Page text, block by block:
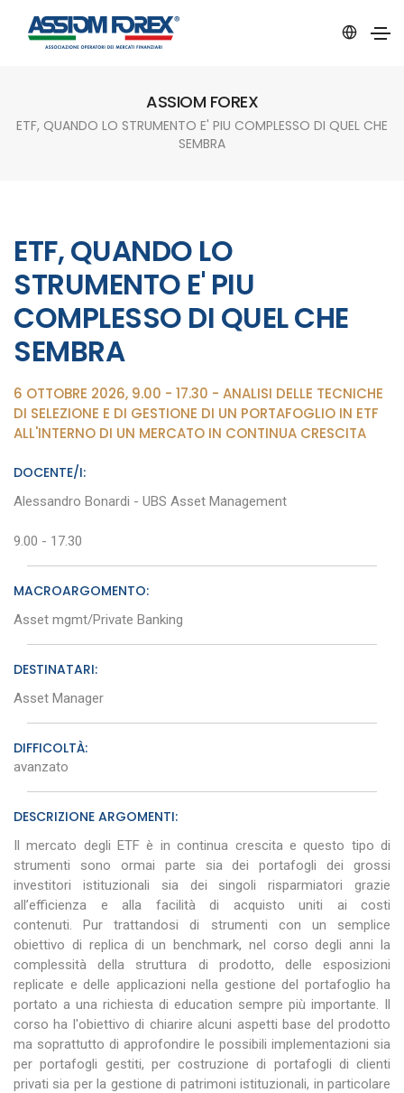
ASSIOM FOREX
ETF, QUANDO LO STRUMENTO E' PIU COMPLESSO DI QUEL CHE
SEMBRA
ETF, QUANDO LO
STRUMENTO E' PIU
COMPLESSO DI QUEL CHE
SEMBRA
6 OTTOBRE 2026, 9.00 - 17.30 - ANALISI DELLE TECNICHE
DI SELEZIONE E DI GESTIONE DI UN PORTAFOGLIO IN ETF
ALL'INTERNO DI UN MERCATO IN CONTINUA CRESCITA
DOCENTE/I:
Alessandro Bonardi - UBS Asset Management
9.00 - 17.30
MACROARGOMENTO:
Asset mgmt/Private Banking
DESTINATARI:
Asset Manager
DIFFICOLTÀ:
avanzato
DESCRIZIONE ARGOMENTI:
Il mercato degli ETF è in continua crescita e questo tipo di
strumenti sono ormai parte sia dei portafogli dei grossi
investitori istituzionali sia dei singoli risparmiatori grazie
all’efficienza e alla facilità di acquisto uniti ai costi
contenuti. Pur trattandosi di strumenti con un semplice
obiettivo di replica di un benchmark, nel corso degli anni la
complessità della struttura di prodotto, delle esposizioni
replicate e delle applicazioni nella gestione del portafoglio ha
portato a una richiesta di education sempre più importante. Il
corso ha l'obiettivo di chiarire alcuni aspetti base del prodotto
ma soprattutto di approfondire le possibili implementazioni sia
per portafogli gestiti, per costruzione di portafogli di clienti
privati sia per la gestione di patrimoni istituzionali, in particolare